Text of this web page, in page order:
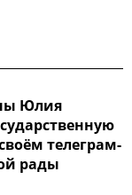
Юлия
телеграм-
рады